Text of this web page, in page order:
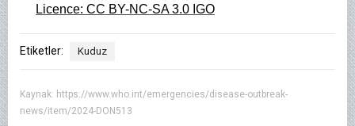
Licence: CC BY-NC-SA 3.0 IGO
Etiketler: Kuduz
Kaynak: https://www.who.int/emergencies/disease-outbreak-
news/item/2024-DON513